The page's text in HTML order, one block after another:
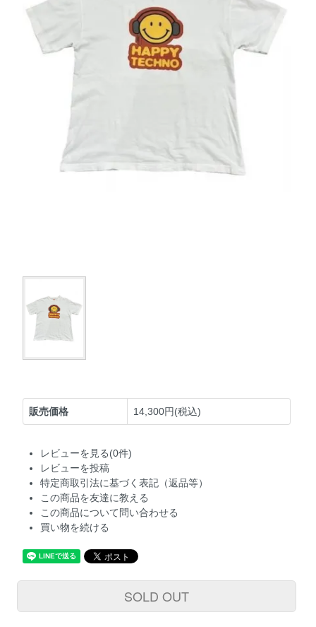
販売価格 14,300円(税込)
レビューを見る(0件)
レビューを投稿
特定商取引法に基づく表記（返品等）
この商品を友達に教える
この商品について問い合わせる
買い物を続ける
SOLD OUT